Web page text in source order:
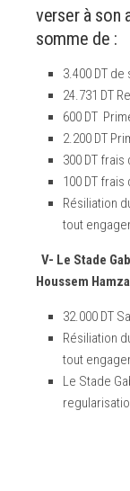
verser à son
somme de :
3.400 DT
24.731 DT
600 DT
2.200 DT
300 DT frais
100 DT
Résiliation
tout
V- Le Stade
Houssem
32.000 DT
Résiliation
tout
Le Stade